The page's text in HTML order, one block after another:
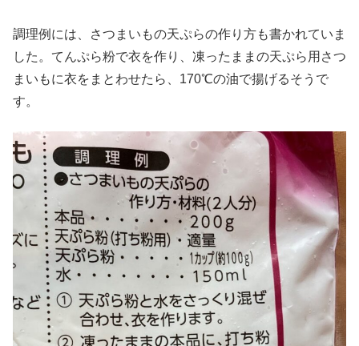
調理例には、さつまいもの天ぷらの作り方も書かれていま
した。てんぷら粉で衣を作り、凍ったままの天ぷら用さつ
まいもに衣をまとわせたら、170℃の油で揚げるそうで
す。